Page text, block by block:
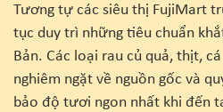
Tương tự các siêu thị FujiMart
tục duy trì những tiêu chuẩn
Bản. Các loại rau củ quả, thịt,
nghiêm ngặt về nguồn gốc và
bảo độ tươi ngon nhất khi đến